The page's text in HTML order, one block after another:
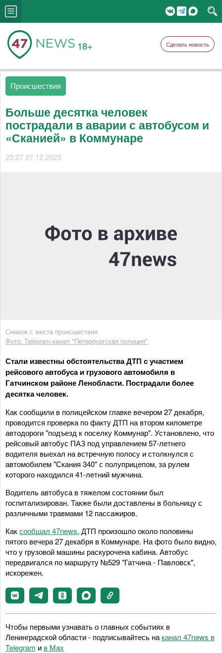
18+ Сделать новость
Происшествия
Больше десятка человек
пострадали в аварии с автобусом и
«Сканией» в Коммунаре
23:27 27.12.2023
Снимок с места происшествия
Фото: Telegram-канал "Петербургская полиция"
Стали известны обстоятельства ДТП с участием
рейсового автобуса и грузового автомобиля в
Гатчинском районе Ленобласти. Пострадали более
десятка человек.
Как сообщили в полицейском главке вечером 27 декабря,
проводится проверка по факту ДТП на втором километре
автодороги "подъезд к поселку Коммунар". Установлено, что
рейсовый автобус ПАЗ под управлением 57-летнего
водителя выехал на встречную полосу и столкнулся с
автомобилем "Скания 340" с полуприцепом, за рулем
которого находился 41-летний мужчина.
Водитель автобуса в тяжелом состоянии был
госпитализирован. Также были доставлены в больницу с
различными травмами 12 пассажиров.
Каксообщал 47news, ДТП произошло около половины
пятого вечера 27 декабря в Коммунаре. На фото было видно,
что у грузовой машины раскурочена кабина. Автобус
передвигался по маршруту №529 "Гатчина - Павловск",
искорежен.
Чтобы первыми узнавать о главных событиях в
Ленинградской области - подписывайтесь на канал 47news в
Telegram и в Maх